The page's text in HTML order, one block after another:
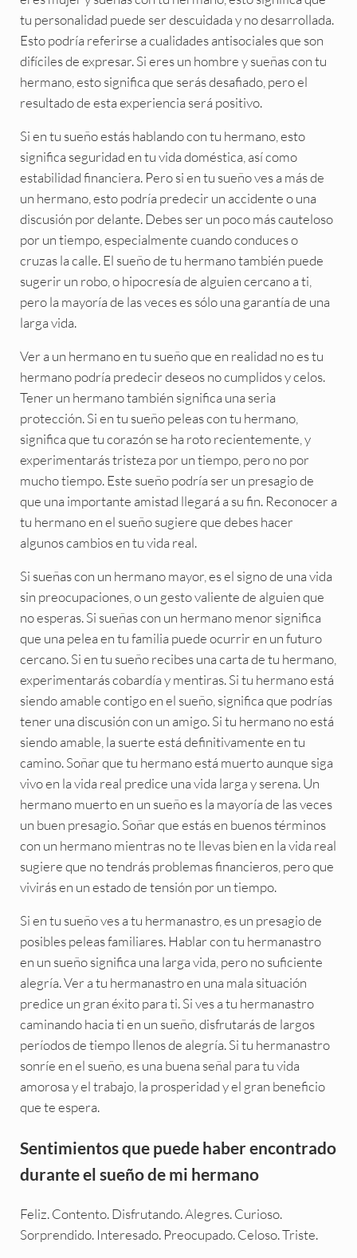
tu personalidad puede ser descuidada y no desarrollada.
Esto podría referirse a cualidades antisociales que son
difíciles de expresar. Si eres un hombre y sueñas con tu
hermano, esto significa que serás desafiado, pero el
resultado de esta experiencia será positivo.
Si en tu sueño estás hablando con tu hermano, esto
significa seguridad en tu vida doméstica, así como
estabilidad financiera. Pero si en tu sueño ves a más de
un hermano, esto podría predecir un accidente o una
discusión por delante. Debes ser un poco más cauteloso
por un tiempo, especialmente cuando conduces o
cruzas la calle. El sueño de tu hermano también puede
sugerir un robo, o hipocresía de alguien cercano a ti,
pero la mayoría de las veces es sólo una garantía de una
larga vida.
Ver a un hermano en tu sueño que en realidad no es tu
hermano podría predecir deseos no cumplidos y celos.
Tener un hermano también significa una seria
protección. Si en tu sueño peleas con tu hermano,
significa que tu corazón se ha roto recientemente, y
experimentarás tristeza por un tiempo, pero no por
mucho tiempo. Este sueño podría ser un presagio de
que una importante amistad llegará a su fin. Reconocer a
tu hermano en el sueño sugiere que debes hacer
algunos cambios en tu vida real.
Si sueñas con un hermano mayor, es el signo de una vida
sin preocupaciones, o un gesto valiente de alguien que
no esperas. Si sueñas con un hermano menor significa
que una pelea en tu familia puede ocurrir en un futuro
cercano. Si en tu sueño recibes una carta de tu hermano,
experimentarás cobardía y mentiras. Si tu hermano está
siendo amable contigo en el sueño, significa que podrías
tener una discusión con un amigo. Si tu hermano no está
siendo amable, la suerte está definitivamente en tu
camino. Soñar que tu hermano está muerto aunque siga
vivo en la vida real predice una vida larga y serena. Un
hermano muerto en un sueño es la mayoría de las veces
un buen presagio. Soñar que estás en buenos términos
con un hermano mientras no te llevas bien en la vida real
sugiere que no tendrás problemas financieros, pero que
vivirás en un estado de tensión por un tiempo.
Si en tu sueño ves a tu hermanastro, es un presagio de
posibles peleas familiares. Hablar con tu hermanastro
en un sueño significa una larga vida, pero no suficiente
alegría. Ver a tu hermanastro en una mala situación
predice un gran éxito para ti. Si ves a tu hermanastro
caminando hacia ti en un sueño, disfrutarás de largos
períodos de tiempo llenos de alegría. Si tu hermanastro
sonríe en el sueño, es una buena señal para tu vida
amorosa y el trabajo, la prosperidad y el gran beneficio
que te espera.
Sentimientos que puede haber encontrado
durante el sueño de mi hermano
Feliz. Contento. Disfrutando. Alegres. Curioso.
Sorprendido. Interesado. Preocupado. Celoso. Triste.